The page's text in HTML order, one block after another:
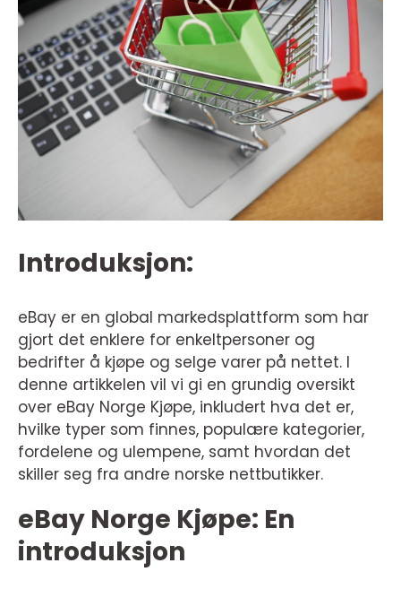
Introduksjon:
eBay er en global markedsplattform som har
gjort det enklere for enkeltpersoner og
bedrifter å kjøpe og selge varer på nettet. I
denne artikkelen vil vi gi en grundig oversikt
over eBay Norge Kjøpe, inkludert hva det er,
hvilke typer som finnes, populære kategorier,
fordelene og ulempene, samt hvordan det
skiller seg fra andre norske nettbutikker.
eBay Norge Kjøpe: En
introduksjon